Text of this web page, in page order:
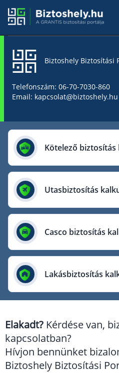
Biztosítók
AIG Biztosító
Allianz
Cig
Genertel
Groupama
KÖBE
Mondial
Biztoshely Biztosítási
Telefonszám: 06-70-7030-860
Email: kapcsolat@biztoshely.hu
Kötelező
Utasbiztosítás
Casco biztosítás
Lakásbiztosítás
Elakadt? Kérdése van,
kapcsolatban?
Hívjon bennünket
Biztoshely Biztosítási